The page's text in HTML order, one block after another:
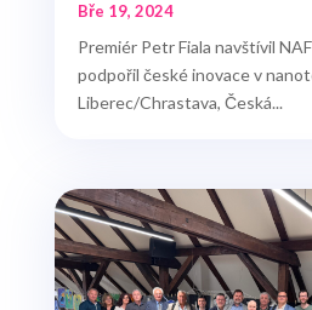
Bře 19, 2024
Premiér Petr Fiala navštívil
podpořil české inovace v
Liberec/Chrastava, Česká...